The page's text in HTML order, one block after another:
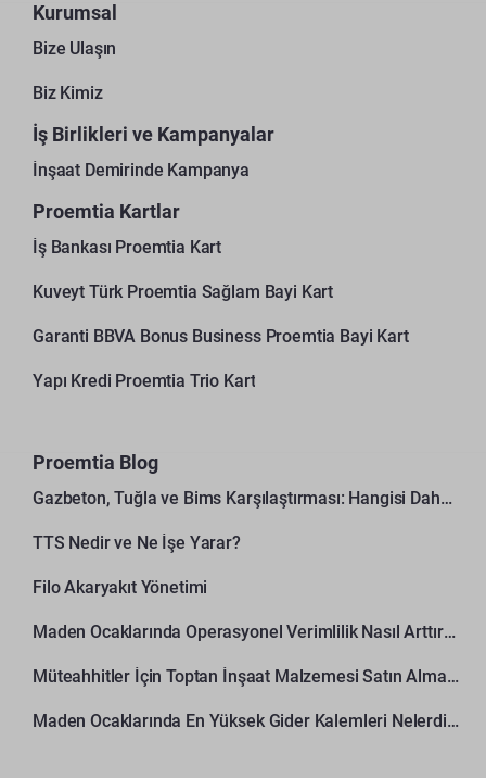
Kurumsal
Bize Ulaşın
Biz Kimiz
İş Birlikleri ve Kampanyalar
İnşaat Demirinde Kampanya
Proemtia Kartlar
İş Bankası Proemtia Kart
Kuveyt Türk Proemtia Sağlam Bayi Kart
Garanti BBVA Bonus Business Proemtia Bayi Kart
Yapı Kredi Proemtia Trio Kart
Proemtia Blog
Gazbeton, Tuğla ve Bims Karşılaştırması: Hangisi Daha Avantajlı?
TTS Nedir ve Ne İşe Yarar?
Filo Akaryakıt Yönetimi
Maden Ocaklarında Operasyonel Verimlilik Nasıl Arttırılır?
Müteahhitler İçin Toptan İnşaat Malzemesi Satın Alma Rehberi
Maden Ocaklarında En Yüksek Gider Kalemleri Nelerdir?